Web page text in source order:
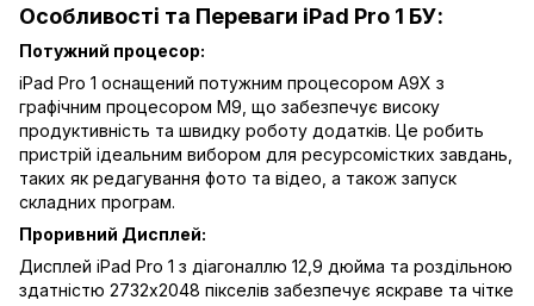
Особливості та Переваги iPad Pro 1 БУ:
Потужний процесор:
iPad Pro 1 оснащений потужним процесором A9X з
графічним процесором M9, що забезпечує високу
продуктивність та швидку роботу додатків. Це робить
пристрій ідеальним вибором для ресурсомістких завдань,
таких як редагування фото та відео, а також запуск
складних програм.
Проривний Дисплей:
Дисплей iPad Pro 1 з діагоналлю 12,9 дюйма та роздільною
здатністю 2732x2048 пікселів забезпечує яскраве та чітке